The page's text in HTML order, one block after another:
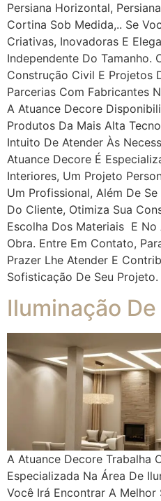
Persiana Horizontal,
Cortina Sob Medida,.. Se
Criativas, Inovadoras E
Independente Do Tamanho.
Construção Civil E Projetos
Parcerias Com Fabricantes
A Atuance Decore
Produtos Da Mais Alta
Intuito De Atender Às
Atuance Decore É
Interiores, Um Projeto
Um Profissional, Além De
Do Cliente, Otimiza Sua
Escolha Dos Materiais E No
Obra. Entre Em Contato,
Prazer Lhe Atender E
Sofisticação De Seu Projeto.
Iluminação
A Atuance Decore Trabalha
Especializada Na Área De
Você Irá Encontrar A Melhor